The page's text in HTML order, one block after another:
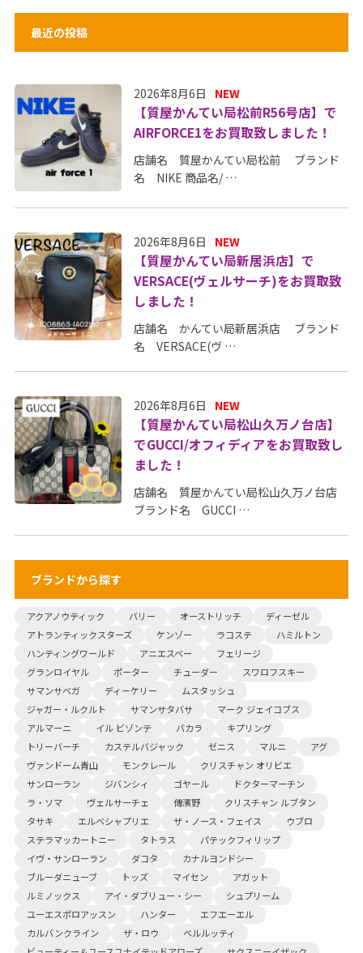
最近の投稿
2026年8月6日 NEW
【質屋かんてい局松前R56号店】で
AIRFORCE1をお買取致しました！
店舗名 質屋かんてい局松前 ブランド
名 NIKE 商品名/ …
2026年8月6日 NEW
【質屋かんてい局新居浜店】で
VERSACE(ヴェルサーチ)をお買取致
しました！
店舗名 かんてい局新居浜店 ブランド
名 VERSACE(ヴ …
2026年8月6日 NEW
【質屋かんてい局松山久万ノ台店】
でGUCCI/オフィディアをお買取致し
ました！
店舗名 質屋かんてい局松山久万ノ台店
ブランド名 GUCCI …
ブランドから探す
アクアノウティック バリー オーストリッチ
ディーゼル
アトランティックスターズ
ケンゾー ラコステ
ハミルトン
ハンティングワールド
アニエスベー
フェリージ
グランロイヤル
ポーター チューダー
スワロフスキー
サマンサベガ
ディーケリー
ムスタッシュ
ジャガー・ルクルト
サマンサタバサ
マーク ジェイコブス
アルマーニ
イル ビゾンテ バカラ
キプリング
トリーバーチ
カステルバジャック ゼニス マルニ
アグ
ヴァンドーム青山
モンクレール
クリスチャン オリビエ
サンローラン
ジバンシィ ゴヤール
ドクターマーチン
ラ・ソマ
ヴェルサーチェ 傳濱野
クリスチャン ルブタン
タサキ
エルベシャプリエ ザ・ノース・フェイス
ウブロ
ステラマッカートニー
タトラス
パテックフィリップ
イヴ・サンローラン
ダコタ
カナルヨンドシー
ブルーダニューブ
トッズ マイセン
アガット
ルミノックス
アイ・ダブリュー・シー
シュプリーム
ユーエスポロアッスン
ハンター
エフエーエル
カルバンクライン
ザ・ロウ
ベルルッティ